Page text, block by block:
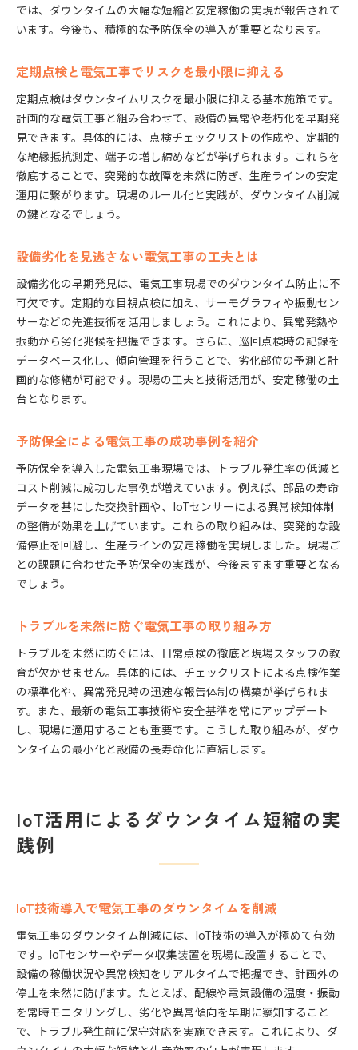
では、ダウンタイムの大幅な短縮と安定稼働の実現が報告されて
います。今後も、積極的な予防保全の導入が重要となります。
定期点検と電気工事でリスクを最小限に抑える
定期点検はダウンタイムリスクを最小限に抑える基本施策です。
計画的な電気工事と組み合わせて、設備の異常や老朽化を早期発
見できます。具体的には、点検チェックリストの作成や、定期的
な絶縁抵抗測定、端子の増し締めなどが挙げられます。これらを
徹底することで、突発的な故障を未然に防ぎ、生産ラインの安定
運用に繋がります。現場のルール化と実践が、ダウンタイム削減
の鍵となるでしょう。
設備劣化を見逃さない電気工事の工夫とは
設備劣化の早期発見は、電気工事現場でのダウンタイム防止に不
可欠です。定期的な目視点検に加え、サーモグラフィや振動セン
サーなどの先進技術を活用しましょう。これにより、異常発熱や
振動から劣化兆候を把握できます。さらに、巡回点検時の記録を
データベース化し、傾向管理を行うことで、劣化部位の予測と計
画的な修繕が可能です。現場の工夫と技術活用が、安定稼働の土
台となります。
予防保全による電気工事の成功事例を紹介
予防保全を導入した電気工事現場では、トラブル発生率の低減と
コスト削減に成功した事例が増えています。例えば、部品の寿命
データを基にした交換計画や、IoTセンサーによる異常検知体制
の整備が効果を上げています。これらの取り組みは、突発的な設
備停止を回避し、生産ラインの安定稼働を実現しました。現場ご
との課題に合わせた予防保全の実践が、今後ますます重要となる
でしょう。
トラブルを未然に防ぐ電気工事の取り組み方
トラブルを未然に防ぐには、日常点検の徹底と現場スタッフの教
育が欠かせません。具体的には、チェックリストによる点検作業
の標準化や、異常発見時の迅速な報告体制の構築が挙げられま
す。また、最新の電気工事技術や安全基準を常にアップデート
し、現場に適用することも重要です。こうした取り組みが、ダウ
ンタイムの最小化と設備の長寿命化に直結します。
IoT活用によるダウンタイム短縮の実
践例
IoT技術導入で電気工事のダウンタイムを削減
電気工事のダウンタイム削減には、IoT技術の導入が極めて有効
です。IoTセンサーやデータ収集装置を現場に設置することで、
設備の稼働状況や異常検知をリアルタイムで把握でき、計画外の
停止を未然に防げます。たとえば、配線や電気設備の温度・振動
を常時モニタリングし、劣化や異常傾向を早期に察知すること
で、トラブル発生前に保守対応を実施できます。これにより、ダ